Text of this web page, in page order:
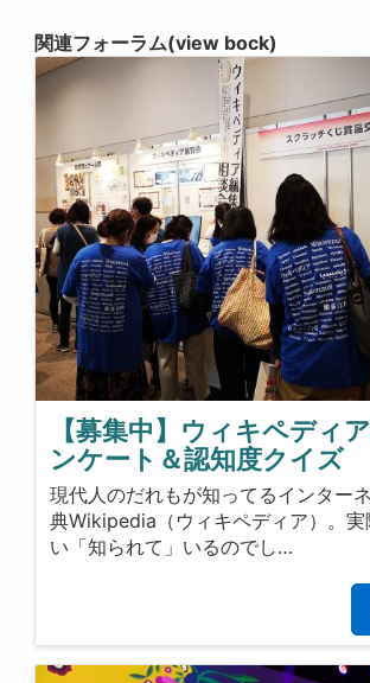
関連フォーラム(view bock)
【募集中】ウィキペディ
ンケート＆認知度クイズ
現代人のだれもが知ってるインター
典Wikipedia（ウィキペディア）。実
い「知られて」いるのでし…